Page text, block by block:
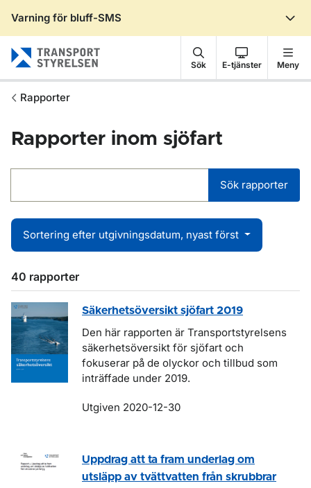
Varning för bluff-SMS
Sök E-tjänster Meny
Rapporter
Rapporter inom sjöfart
Sortering efter utgivningsdatum, nyast först
40 rapporter
Säkerhetsöversikt sjöfart 2019
Den här rapporten är Transportstyrelsens
säkerhetsöversikt för sjöfart och
fokuserar på de olyckor och tillbud som
inträffade under 2019.
Utgiven 2020-12-30
Uppdrag att ta fram underlag om
utsläpp av tvättvatten från skrubbrar